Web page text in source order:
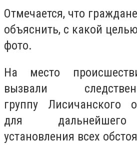
Отмечается, что
объяснить, с какой
фото.
На место
вызвали
группу Лисичанского
для дальнейшего
установления всех